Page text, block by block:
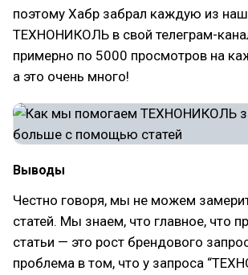
поэтому Хабр забрал каждую из
ТЕХНОНИКОЛЬ в свой телеграм-
примерно по 5000 просмотров на
а это очень много!
Выводы
Честно говоря, мы не можем
статей. Мы знаем, что главное, что
статьи — это рост брендового
проблема в том, что у запроса